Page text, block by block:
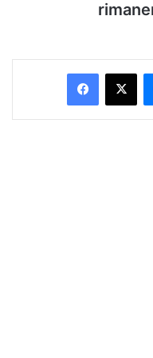
Facebook
X